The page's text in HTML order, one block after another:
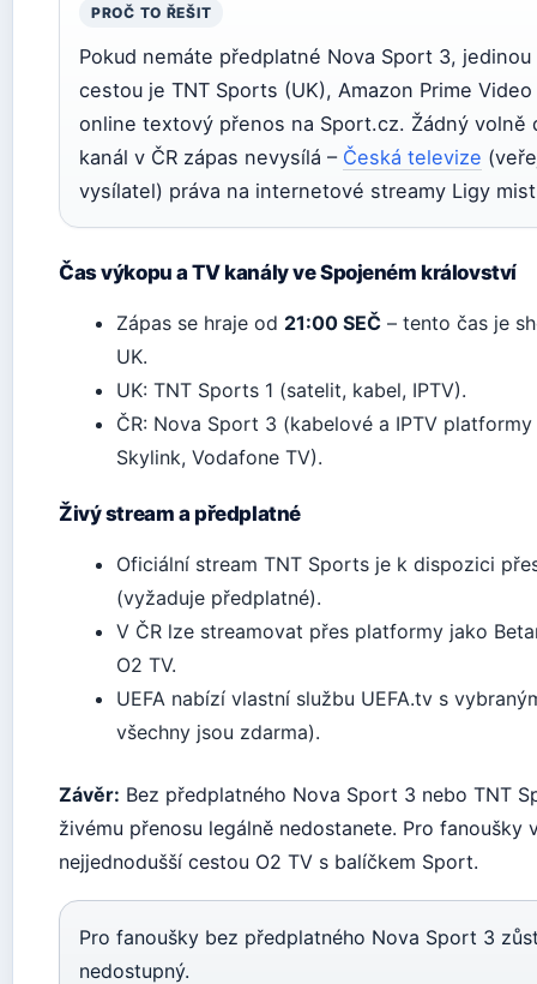
PROČ TO ŘEŠIT
Pokud nemáte předplatné Nova Sport 3, jedinou
cestou je TNT Sports (UK), Amazon Prime
online textový přenos na Sport.cz. Žádný volně
kanál v ČR zápas nevysílá – Česká televize
vysílatel) práva na internetové streamy Ligy
Čas výkopu a TV kanály ve Spojeném království
Zápas se hraje od 21:00 SEČ – tento čas je
UK.
UK: TNT Sports 1 (satelit, kabel, IPTV).
ČR: Nova Sport 3 (kabelové a IPTV platformy
Skylink, Vodafone TV).
Živý stream a předplatné
Oficiální stream TNT Sports je k dispozici
(vyžaduje předplatné).
V ČR lze streamovat přes platformy jako
O2 TV.
UEFA nabízí vlastní službu UEFA.tv s
všechny jsou zdarma).
Závěr: Bez předplatného Nova Sport 3 nebo TNT
živému přenosu legálně nedostanete. Pro fanoušky
nejjednodušší cestou O2 TV s balíčkem Sport.
Pro fanoušky bez předplatného Nova Sport 3
nedostupný.